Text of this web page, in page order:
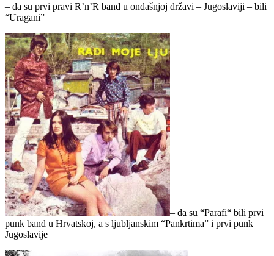
– da su prvi pravi R’n’R band u ondašnjoj državi – Jugoslaviji – bili
“Uragani”
– da su “Parafi“ bili prvi
punk band u Hrvatskoj, a s ljubljanskim “Pankrtima” i prvi punk
Jugoslavije